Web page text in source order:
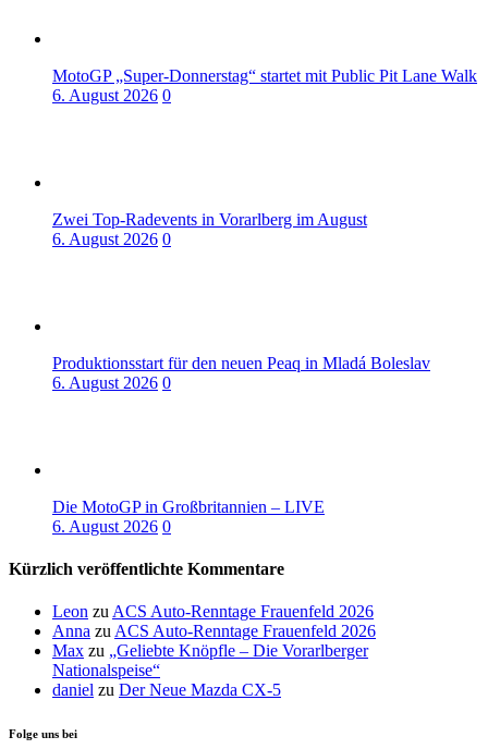
MotoGP „Super-Donnerstag“ startet mit Public Pit Lane Walk
6. August 2026 0
Zwei Top-Radevents in Vorarlberg im August
6. August 2026 0
Produktionsstart für den neuen Peaq in Mladá Boleslav
6. August 2026 0
Die MotoGP in Großbritannien – LIVE
6. August 2026 0
Kürzlich veröffentlichte Kommentare
Leon zu ACS Auto-Renntage Frauenfeld 2026
Anna zu ACS Auto-Renntage Frauenfeld 2026
Max zu „Geliebte Knöpfle – Die Vorarlberger
Nationalspeise“
daniel zu Der Neue Mazda CX-5
Folge uns bei